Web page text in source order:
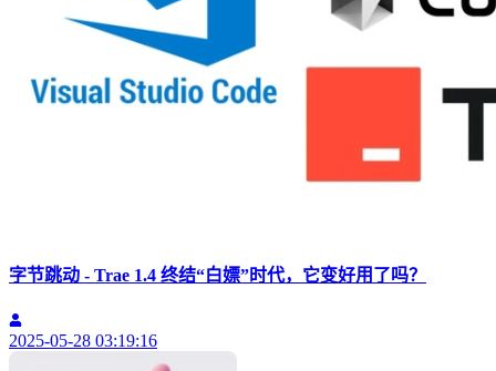
字节跳动 - Trae 1.4 终结“白嫖”时代，它变好用了吗？
2025-05-28 03:19:16